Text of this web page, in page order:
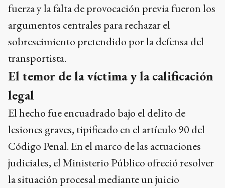
fuerza y la falta de provocación previa fueron los
argumentos centrales para rechazar el
sobreseimiento pretendido por la defensa del
transportista.
El temor de la víctima y la calificación
legal
El hecho fue encuadrado bajo el delito de
lesiones graves, tipificado en el artículo 90 del
Código Penal. En el marco de las actuaciones
judiciales, el Ministerio Público ofreció resolver
la situación procesal mediante un juicio